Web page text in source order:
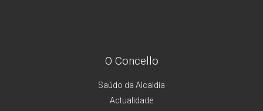
O Concello
Saúdo da Alcaldía
Actualidade